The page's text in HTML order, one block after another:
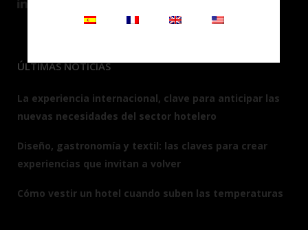
ÚLTIMAS NOTICIAS
La experiencia internacional, clave para anticipar las
nuevas necesidades del sector hotelero
Diseño, gastronomía y textil: las claves para crear
experiencias que invitan a volver
Cómo vestir un hotel cuando suben las temperaturas